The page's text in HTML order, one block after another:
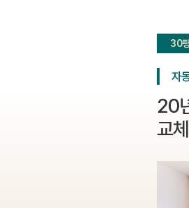
30
자
20
교